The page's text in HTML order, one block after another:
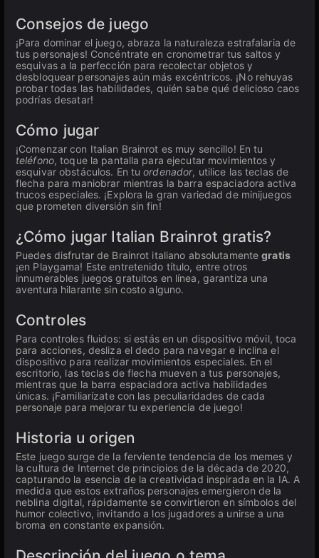
Consejos de juego
¡Para dominar el juego, abraza la naturaleza estrafalaria de
tus personajes! Concéntrate en cronometrar tus saltos y
esquivas a la perfección para recolectar objetos y
desbloquear personajes aún más excéntricos. ¡No rehuyas
probar todas las habilidades, quién sabe qué delicioso caos
podrías desatar!
Cómo jugar
¡Comenzar con Italian Brainrot es muy sencillo! En tu
teléfono, toque la pantalla para ejecutar movimientos y
esquivar obstáculos. En tuordenador, utilice las teclas de
flecha para maniobrar mientras la barra espaciadora activa
trucos especiales. ¡Explora la gran variedad de minijuegos
que prometen diversión sin fin!
¿Cómo jugar Italian Brainrot gratis?
Puedes disfrutar de Brainrot italiano absolutamentegratis
¡en Playgama! Este entretenido título, entre otros
innumerables juegos gratuitos en línea, garantiza una
aventura hilarante sin costo alguno.
Controles
Para controles fluidos: si estás en un dispositivo móvil, toca
para acciones, desliza el dedo para navegar e inclina el
dispositivo para realizar movimientos especiales. En el
escritorio, las teclas de flecha mueven a tus personajes,
mientras que la barra espaciadora activa habilidades
únicas. ¡Familiarízate con las peculiaridades de cada
personaje para mejorar tu experiencia de juego!
Historia u origen
Este juego surge de la ferviente tendencia de los memes y
la cultura de Internet de principios de la década de 2020,
capturando la esencia de la creatividad inspirada en la IA. A
medida que estos extraños personajes emergieron de la
neblina digital, rápidamente se convirtieron en símbolos del
humor colectivo, invitando a los jugadores a unirse a una
broma en constante expansión.